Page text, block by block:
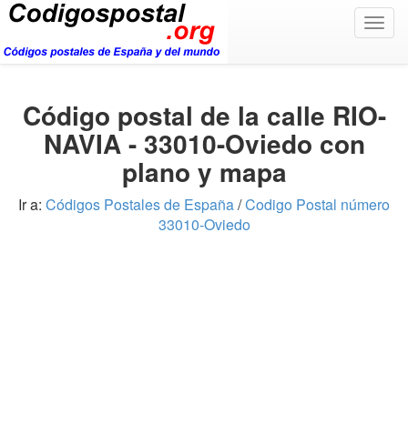
Código postal de la calle RIO-
NAVIA - 33010-Oviedo con
plano y mapa
Ir a: Códigos Postales de España/Codigo Postal número
33010-Oviedo